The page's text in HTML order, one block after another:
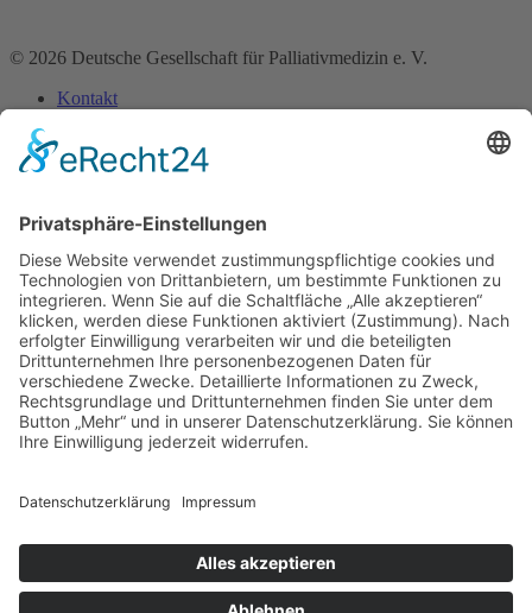
© 2026 Deutsche Gesellschaft für Palliativmedizin e. V.
Kontakt
Datenschutz­erklärung
Bereiche
Pharmazie
Pflege
Psychologie
Seelsorge
Soziale Arbeit
Rechtsberufe
Physio-, Ergotherapie & Logopädie
Künstlerische Therapien
Ernährung
Materialien
Poster zum Download
Social-Media-Dateien zum Download
Blog